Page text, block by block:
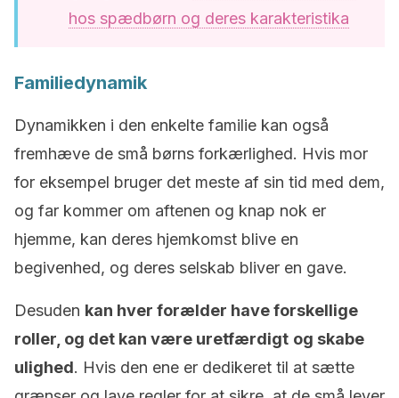
hos spædbørn og deres karakteristika
Familiedynamik
Dynamikken i den enkelte familie kan også
fremhæve de små børns forkærlighed. Hvis mor
for eksempel bruger det meste af sin tid med dem,
og far kommer om aftenen og knap nok er
hjemme, kan deres hjemkomst blive en
begivenhed, og deres selskab bliver en gave.
Desuden kan hver forælder have forskellige
roller, og det kan være uretfærdigt og skabe
ulighed. Hvis den ene er dedikeret til at sætte